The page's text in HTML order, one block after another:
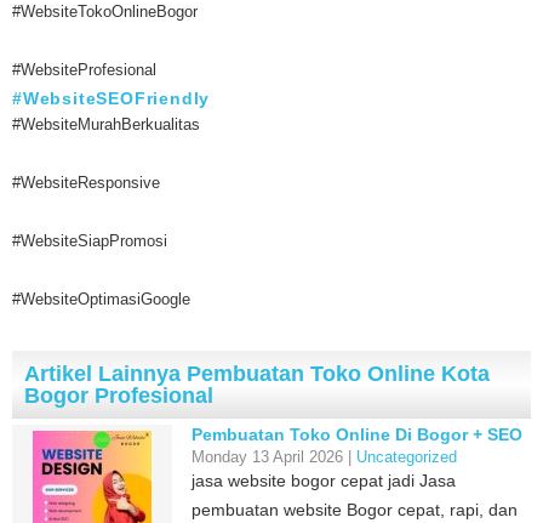
#WebsiteTokoOnlineBogor
#WebsiteProfesional
#WebsiteSEOFriendly
#WebsiteMurahBerkualitas
#WebsiteResponsive
#WebsiteSiapPromosi
#WebsiteOptimasiGoogle
Artikel Lainnya Pembuatan Toko Online Kota
Bogor Profesional
Pembuatan Toko Online Di Bogor + SEO
Monday 13 April 2026 | Uncategorized
jasa website bogor cepat jadi Jasa
pembuatan website Bogor cepat, rapi, dan